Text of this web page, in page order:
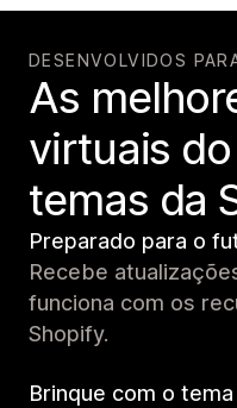
DESENVOLVIDOS
As
virtuais
temas da
Preparado para o
Recebe
funciona com os
Shopify.
Brinque com o